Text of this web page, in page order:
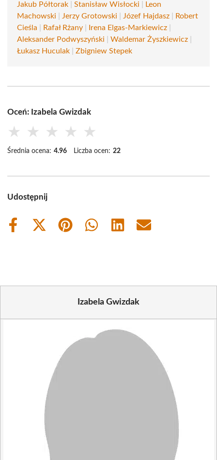
Jakub Półtorak
Stanisław Wisłocki
Leon
Machowski
Jerzy Grotowski Józef Hajdasz
Robert
Cieśla
Rafał Rżany Irena Elgas-Markiewicz
Aleksander Podwyszyński
Waldemar Żyszkiewicz
Łukasz Huculak
Zbigniew Stepek
Oceń: Izabela Gwizdak
★ ★ ★ ★ ★
Średnia ocena: 4.96 Liczba ocen: 22
Udostępnij
Share
Share
Share
Share
Share
Share
Izabela Gwizdak